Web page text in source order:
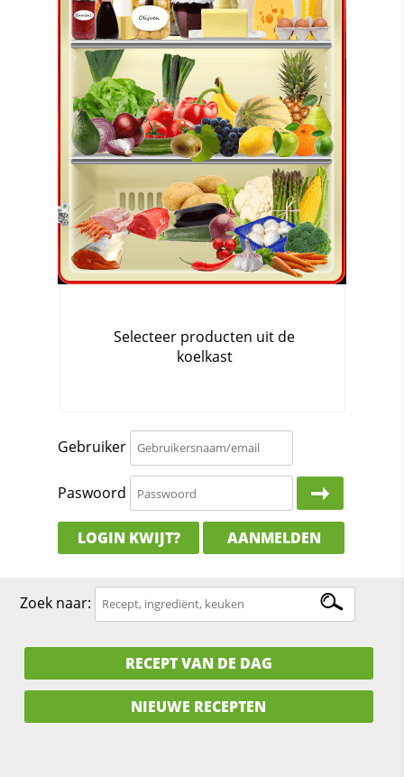
Gebruiker
Paswoord
LOGIN KWIJT? AANMELDEN
Zoek naar:
RECEPT VAN DE DAG
NIEUWE RECEPTEN